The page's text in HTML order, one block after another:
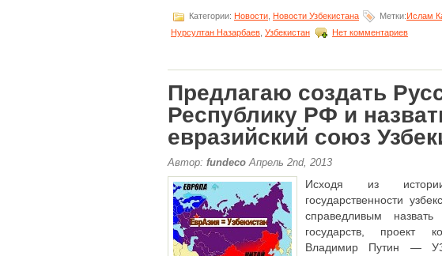
Категории: Новости Новости Узбекистана Метки:Ислам
Нурсултан Назарбаев Узбекистан Нет комментариев
Предлагаю создать
Республику РФ и
евразийский союз
Автор: fundeco Апрель 2nd, 2013
Исходя из истории
государственности
справедливым
государств, проект
Владимир Путин —